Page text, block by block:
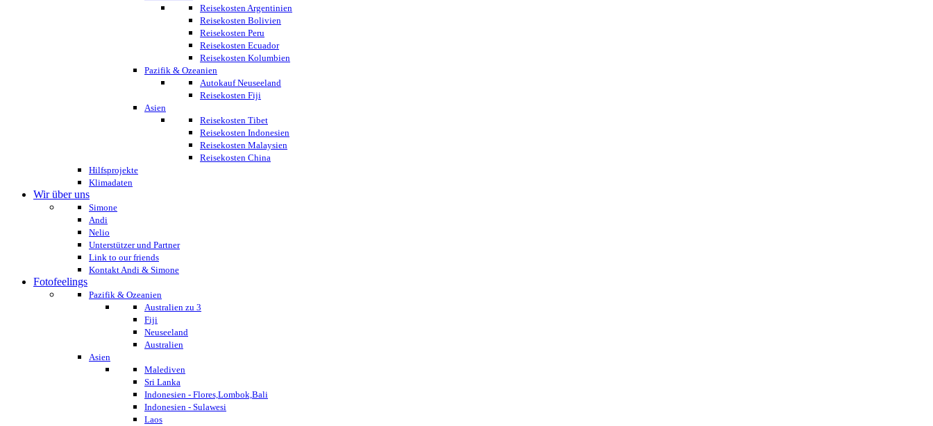
Reisekosten Argentinien
Reisekosten Bolivien
Reisekosten Peru
Reisekosten Ecuador
Reisekosten Kolumbien
Pazifik & Ozeanien
Autokauf Neuseeland
Reisekosten Fiji
Asien
Reisekosten Tibet
Reisekosten Indonesien
Reisekosten Malaysien
Reisekosten China
Hilfsprojekte
Klimadaten
Wir über uns
Simone
Andi
Nelio
Unterstützer und Partner
Link to our friends
Kontakt Andi & Simone
Fotofeelings
Pazifik & Ozeanien
Australien zu 3
Fiji
Neuseeland
Australien
Asien
Malediven
Sri Lanka
Indonesien - Flores,Lombok,Bali
Indonesien - Sulawesi
Laos